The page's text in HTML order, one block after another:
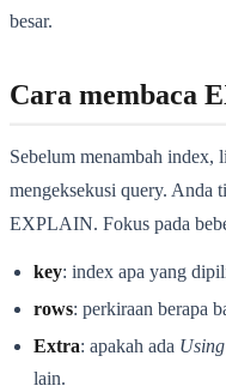
besar.
Cara membaca
Sebelum menambah index,
mengeksekusi query. Anda
EXPLAIN. Fokus pada
key: index apa yang
rows: perkiraan berapa
Extra: apakah ada
lain.